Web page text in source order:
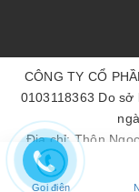
CÔNG TY CỔ
0103118363 Do
Địa chỉ: Thôn
Thành Phố Hà Nội,
Gọi điện